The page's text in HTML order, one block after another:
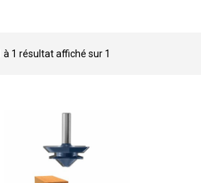
à 1 résultat affiché sur 1